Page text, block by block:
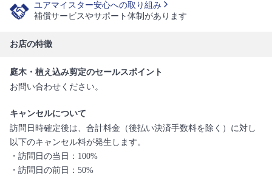
ユアマイスター安心への取り組み
補償サービスやサポート体制があります
お店の特徴
庭木・植え込み剪定のセールスポイント
お問い合わせください。
キャンセルについて
訪問日時確定後は、合計料金（後払い決済手数料を除く）に対し
以下のキャンセル料が発生します。
・訪問日の当日：100%
・訪問日の前日：50%